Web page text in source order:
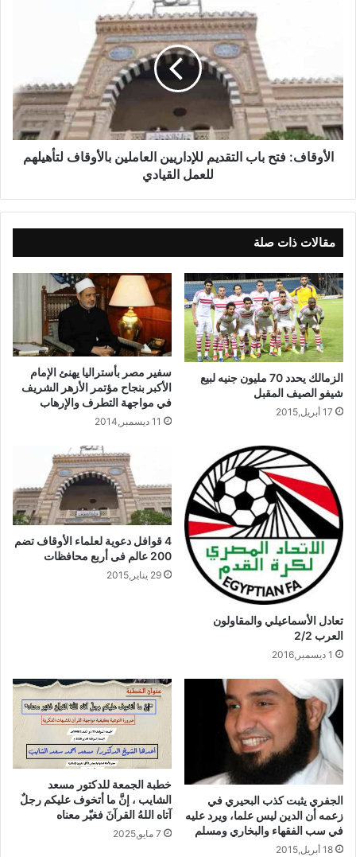
الأوقاف: فتح باب التقديم للإداريين العاملين بالأوقاف لتأهيلهم
للعمل القيادي
مقالات ذات صلة
الزمالك يحدد 70 مليون جنيه لبيع
شيفو الصيف المقبل
17 أبريل,2015
سفير مصر بأستراليا يهنئ الإمام
الأكبر بنجاح مؤتمر الأزهر الشريف
في مواجهة التطرف والإرهاب
11 ديسمبر,2014
تعادل الأسماعيلي والمقاولون
العرب 2/2
1 ديسمبر,2016
4 قوافل دعوية لعلماء الأوقاف تضم
200 عالم فى أربع محافظات
29 يناير,2015
الجفري يثبت كذب البحيري في
زعمه أن الدين ليس علما، ويرد عليه
في سب الفقهاء والبخاري ومسلم
18 أبريل,2015
خطبة الجمعة للدكتور مسعد
الشايب ، إنَّ ما أتخوف عليكم رجلٌ
آتاه اللهُ القرآنَ فغيّر معناه
7 مايو,2025